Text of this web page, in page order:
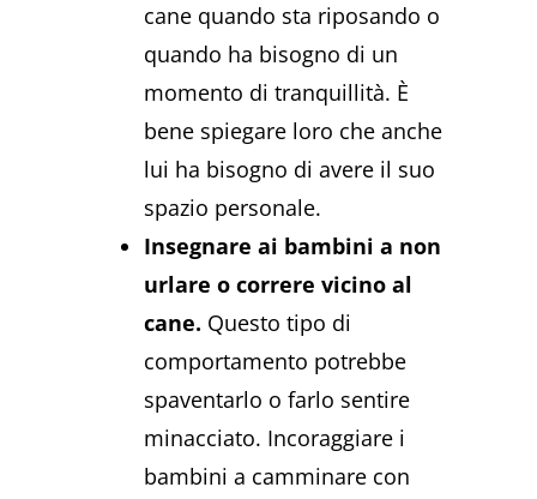
cane quando sta riposando o
quando ha bisogno di un
momento di tranquillità. È
bene spiegare loro che anche
lui ha bisogno di avere il suo
spazio personale.
Insegnare ai bambini a non
urlare o correre vicino al
cane. Questo tipo di
comportamento potrebbe
spaventarlo o farlo sentire
minacciato. Incoraggiare i
bambini a camminare con